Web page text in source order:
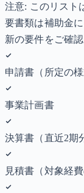
注意: このリスト
要書類は補助金
新の要件をご確認
申請書（所定の様
事業計画書
決算書（直近2期
見積書（対象経費